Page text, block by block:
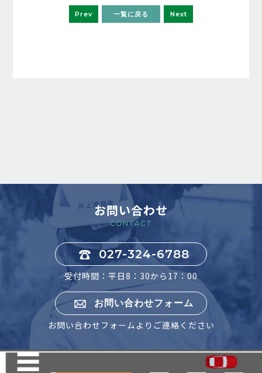
Prev 一覧に戻る Next
お問い合わせ
CONTACT
027-324-6788
受付時間：平日8：30から17：00
お問い合わせフォーム
お問い合わせフォームよりご連絡ください